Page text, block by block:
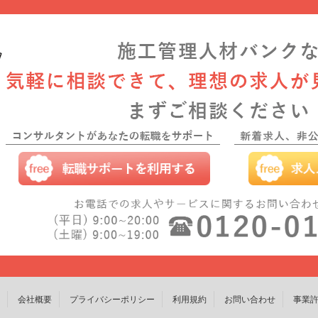
会社概要 プライバシーポリシー 利用規約 お問い合わせ 事業